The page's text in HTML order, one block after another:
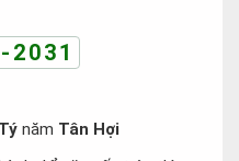
2031
năm Tân Hợi